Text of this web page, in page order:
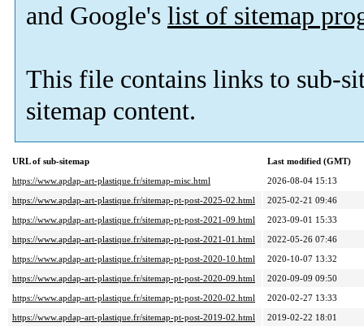
and Google's list of sitemap
This file contains links to sub-
sitemap content.
URL of sub-sitemap
Last modified (GMT)
https://www.apdap-art-plastique.fr/sitemap-misc.html
2026-08-04 15:13
https://www.apdap-art-plastique.fr/sitemap-pt-post-2025-02.html
2025-02-21 09:46
https://www.apdap-art-plastique.fr/sitemap-pt-post-2021-09.html
2023-09-01 15:33
https://www.apdap-art-plastique.fr/sitemap-pt-post-2021-01.html
2022-05-26 07:46
https://www.apdap-art-plastique.fr/sitemap-pt-post-2020-10.html
2020-10-07 13:32
https://www.apdap-art-plastique.fr/sitemap-pt-post-2020-09.html
2020-09-09 09:50
https://www.apdap-art-plastique.fr/sitemap-pt-post-2020-02.html
2020-02-27 13:33
https://www.apdap-art-plastique.fr/sitemap-pt-post-2019-02.html
2019-02-22 18:01